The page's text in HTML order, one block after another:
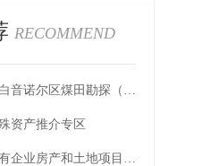
RECOMMEND
锡林浩特市白音诺尔区煤田勘探（保留）探矿权转让
资产推介专区
通辽市属国有企业房产和土地项目推介专区